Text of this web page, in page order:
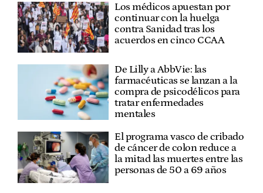
Los médicos apuestan por
continuar con la huelga
contra Sanidad tras los
acuerdos en cinco CCAA
De Lilly a AbbVie: las
farmacéuticas se lanzan a la
compra de psicodélicos para
tratar enfermedades
mentales
El programa vasco de cribado
de cáncer de colon reduce a
la mitad las muertes entre las
personas de 50 a 69 años